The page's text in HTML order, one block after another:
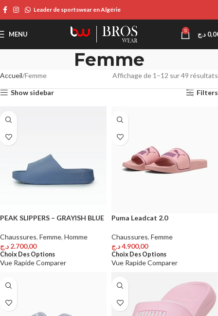
Leader de sportswear en Algérie
MENU 0 د.ج
Femme
Accueil Femme Affichage de 1–12 sur 49 résultats
Show sidebar Filters
PEAK SLIPPERS – GRAYISH BLUE
Chaussures, Femme, Homme
2.700,00 د.ج
Choix Des Options
Vue RapideComparer
Puma Leadcat 2.0
Chaussures, Femme
4.900,00د.ج
Choix Des Options
Vue RapideComparer